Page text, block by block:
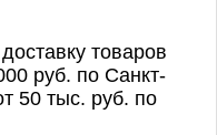
товаров
руб. по Санкт-
50 тыс. руб. по